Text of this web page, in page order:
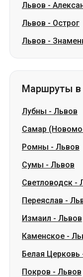
Львов -
Львов - Острог
Львов -
Маршруты в
Лубны - Львов
Самар
Ромны - Львов
Сумы - Львов
Светловодск -
Переяслав -
Измаил - Львов
Каменское -
Белая Церковь
Покров - Львов